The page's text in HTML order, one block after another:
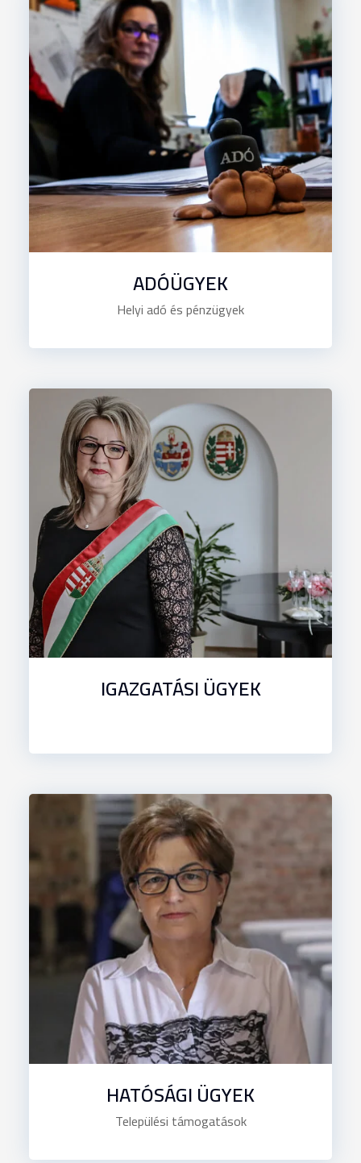
ADÓÜGYEK
Helyi adó és pénzügyek
IGAZGATÁSI ÜGYEK
HATÓSÁGI ÜGYEK
Települési támogatások